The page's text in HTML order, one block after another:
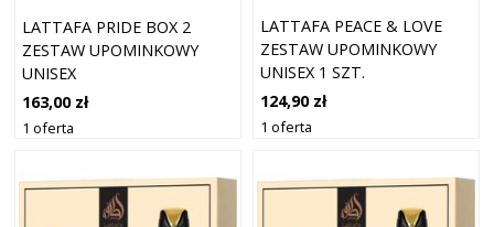
LATTAFA PRIDE BOX 2
ZESTAW UPOMINKOWY
UNISEX
163,00 zł
1 oferta
LATTAFA PEACE & LOVE
ZESTAW UPOMINKOWY
UNISEX 1 SZT.
124,90 zł
1 oferta